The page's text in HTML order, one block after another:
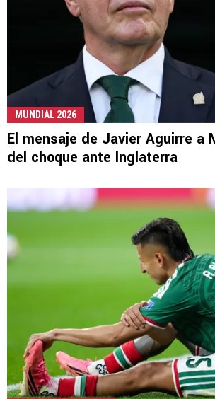
MUNDIAL 2026
El mensaje de Javier Aguirre a
del choque ante Inglaterra